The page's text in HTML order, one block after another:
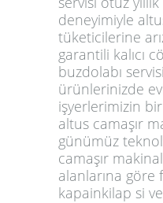
deneyimiyle
tüketicilerine
garantili kalıcı
buzdolabı
ürünlerinizde
işyerlerimizin
altus camaşır
günümüz
camaşır
alanlarına göre
kapainkilap si